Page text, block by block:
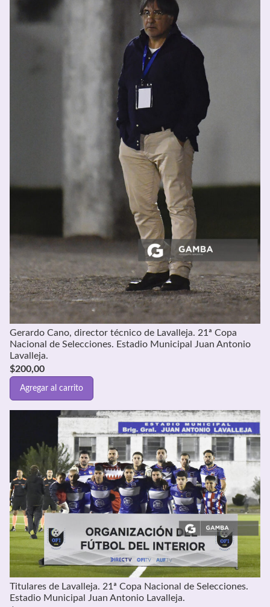
Gerardo Cano, director técnico de Lavalleja. 21ª Copa
Nacional de Selecciones. Estadio Municipal Juan Antonio
Lavalleja.
$200,00
Agregar al carrito
Titulares de Lavalleja. 21ª Copa Nacional de Selecciones.
Estadio Municipal Juan Antonio Lavalleja.